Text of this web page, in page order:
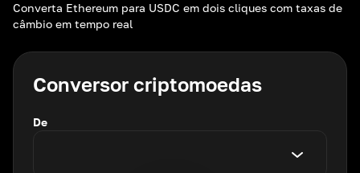
Converta Ethereum para USDC em dois cliques com taxas de
câmbio em tempo real
Conversor criptomoedas
De